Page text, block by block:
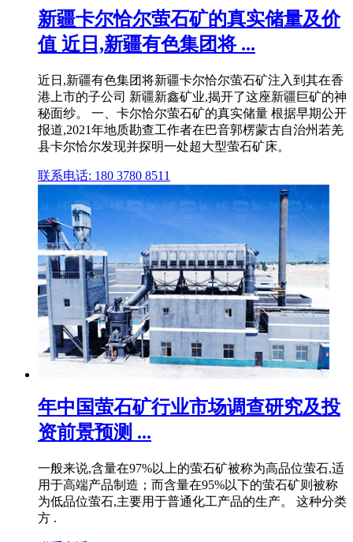
新疆卡尔恰尔萤石矿的真实储量及价
值 近日,新疆有色集团将 ...
近日,新疆有色集团将新疆卡尔恰尔萤石矿注入到其在香
港上市的子公司 新疆新鑫矿业,揭开了这座新疆巨矿的神
秘面纱。 一、卡尔恰尔萤石矿的真实储量 根据早期公开
报道,2021年地质勘查工作者在巴音郭楞蒙古自治州若羌
县卡尔恰尔发现并探明一处超大型萤石矿床。
联系电话: 180 3780 8511
年中国萤石矿行业市场调查研究及投
资前景预测 ...
一般来说,含量在97%以上的萤石矿被称为高品位萤石,适
用于高端产品制造；而含量在95%以下的萤石矿则被称
为低品位萤石,主要用于普通化工产品的生产。 这种分类
方 .